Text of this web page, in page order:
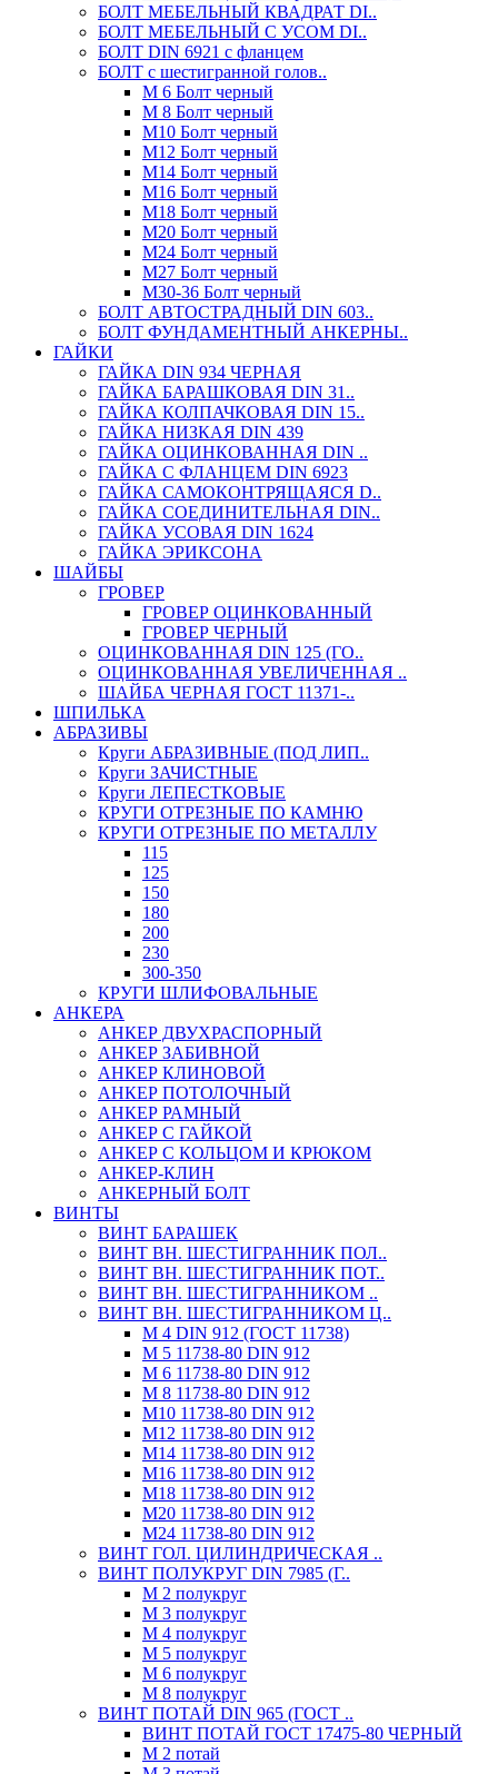
БОЛТ МЕБЕЛЬНЫЙ КВАДРАТ DI..
БОЛТ МЕБЕЛЬНЫЙ С УСОМ DI..
БОЛТ DIN 6921 c фланцем
БОЛТ с шестигранной голов..
М 6 Болт черный
М 8 Болт черный
М10 Болт черный
М12 Болт черный
М14 Болт черный
М16 Болт черный
М18 Болт черный
М20 Болт черный
М24 Болт черный
М27 Болт черный
М30-36 Болт черный
БОЛТ АВТОСТРАДНЫЙ DIN 603..
БОЛТ ФУНДАМЕНТНЫЙ АНКЕРНЫ..
ГАЙКИ
ГАЙКА DIN 934 ЧЕРНАЯ
ГАЙКА БАРАШКОВАЯ DIN 31..
ГАЙКА КОЛПАЧКОВАЯ DIN 15..
ГАЙКА НИЗКАЯ DIN 439
ГАЙКА ОЦИНКОВАННАЯ DIN ..
ГАЙКА С ФЛАНЦЕМ DIN 6923
ГАЙКА САМОКОНТРЯЩАЯСЯ D..
ГАЙКА СОЕДИНИТЕЛЬНАЯ DIN..
ГАЙКА УСОВАЯ DIN 1624
ГАЙКА ЭРИКСОНА
ШАЙБЫ
ГРОВЕР
ГРОВЕР ОЦИНКОВАННЫЙ
ГРОВЕР ЧЕРНЫЙ
ОЦИНКОВАННАЯ DIN 125 (ГО..
ОЦИНКОВАННАЯ УВЕЛИЧЕННАЯ ..
ШАЙБА ЧЕРНАЯ ГОСТ 11371-..
ШПИЛЬКА
АБРАЗИВЫ
Круги АБРАЗИВНЫЕ (ПОД ЛИП..
Круги ЗАЧИСТНЫЕ
Круги ЛЕПЕСТКОВЫЕ
КРУГИ ОТРЕЗНЫЕ ПО КАМНЮ
КРУГИ ОТРЕЗНЫЕ ПО МЕТАЛЛУ
115
125
150
180
200
230
300-350
КРУГИ ШЛИФОВАЛЬНЫЕ
АНКЕРА
АНКЕР ДВУХРАСПОРНЫЙ
АНКЕР ЗАБИВНОЙ
АНКЕР КЛИНОВОЙ
АНКЕР ПОТОЛОЧНЫЙ
АНКЕР РАМНЫЙ
АНКЕР С ГАЙКОЙ
АНКЕР С КОЛЬЦОМ И КРЮКОМ
АНКЕР-КЛИН
АНКЕРНЫЙ БОЛТ
ВИНТЫ
ВИНТ БАРАШЕК
ВИНТ ВН. ШЕСТИГРАННИК ПОЛ..
ВИНТ ВН. ШЕСТИГРАННИК ПОТ..
ВИНТ ВН. ШЕСТИГРАННИКОМ ..
ВИНТ ВН. ШЕСТИГРАННИКОМ Ц..
М 4 DIN 912 (ГОСТ 11738)
М 5 11738-80 DIN 912
М 6 11738-80 DIN 912
М 8 11738-80 DIN 912
М10 11738-80 DIN 912
М12 11738-80 DIN 912
М14 11738-80 DIN 912
М16 11738-80 DIN 912
М18 11738-80 DIN 912
М20 11738-80 DIN 912
М24 11738-80 DIN 912
ВИНТ ГОЛ. ЦИЛИНДРИЧЕСКАЯ ..
ВИНТ ПОЛУКРУГ DIN 7985 (Г..
М 2 полукруг
М 3 полукруг
М 4 полукруг
М 5 полукруг
М 6 полукруг
М 8 полукруг
ВИНТ ПОТАЙ DIN 965 (ГОСТ ..
ВИНТ ПОТАЙ ГОСТ 17475-80 ЧЕРНЫЙ
М 2 потай